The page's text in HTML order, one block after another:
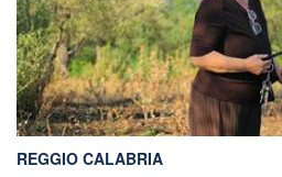
REGGIO CALABRIA